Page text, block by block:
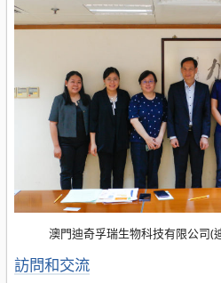
澳門迪奇孚瑞生物科技有限公司(
分
訪問和交流